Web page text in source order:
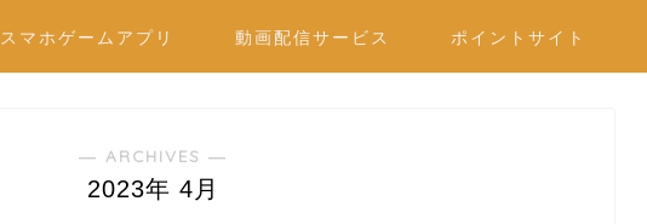
スマホゲームアプリ 動画配信サービス ポイントサイト
― ARCHIVES ―
2023年 4月